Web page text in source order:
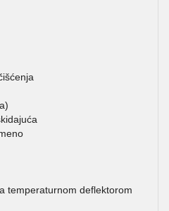
temperaturnom deflektorom